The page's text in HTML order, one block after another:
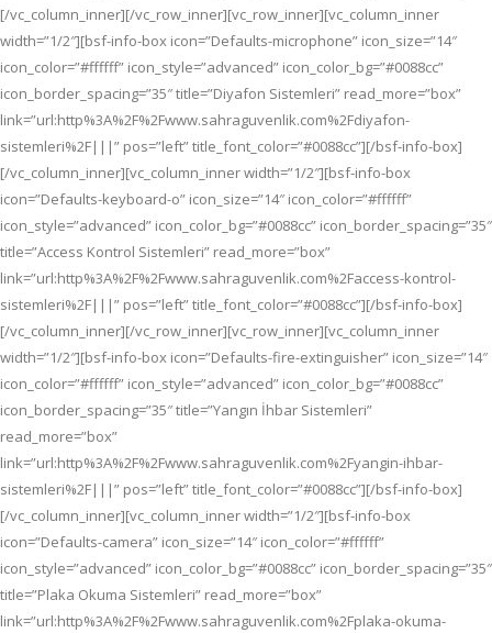
[/vc_column_inner][/vc_row_inner][vc_row_inner][vc_column_inner
width=”1/2″][bsf-info-box icon=”Defaults-microphone” icon_size=”14″
icon_color=”#ffffff” icon_style=”advanced” icon_color_bg=”#0088cc”
icon_border_spacing=”35″ title=”Diyafon Sistemleri” read_more=”box”
link=”url:http%3A%2F%2Fwww.sahraguvenlik.com%2Fdiyafon-
sistemleri%2F|||” pos=”left” title_font_color=”#0088cc”][/bsf-info-box]
[/vc_column_inner][vc_column_inner width=”1/2″][bsf-info-box
icon=”Defaults-keyboard-o” icon_size=”14″ icon_color=”#ffffff”
icon_style=”advanced” icon_color_bg=”#0088cc” icon_border_spacing=”35″
title=”Access Kontrol Sistemleri” read_more=”box”
link=”url:http%3A%2F%2Fwww.sahraguvenlik.com%2Faccess-kontrol-
sistemleri%2F|||” pos=”left” title_font_color=”#0088cc”][/bsf-info-box]
[/vc_column_inner][/vc_row_inner][vc_row_inner][vc_column_inner
width=”1/2″][bsf-info-box icon=”Defaults-fire-extinguisher” icon_size=”14″
icon_color=”#ffffff” icon_style=”advanced” icon_color_bg=”#0088cc”
icon_border_spacing=”35″ title=”Yangın İhbar Sistemleri”
read_more=”box”
link=”url:http%3A%2F%2Fwww.sahraguvenlik.com%2Fyangin-ihbar-
sistemleri%2F|||” pos=”left” title_font_color=”#0088cc”][/bsf-info-box]
[/vc_column_inner][vc_column_inner width=”1/2″][bsf-info-box
icon=”Defaults-camera” icon_size=”14″ icon_color=”#ffffff”
icon_style=”advanced” icon_color_bg=”#0088cc” icon_border_spacing=”35″
title=”Plaka Okuma Sistemleri” read_more=”box”
link=”url:http%3A%2F%2Fwww.sahraguvenlik.com%2Fplaka-okuma-